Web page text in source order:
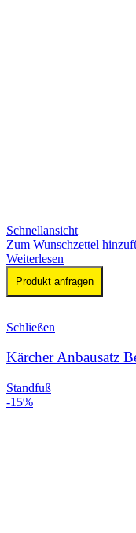
Schnellansicht
Zum Wunschzettel
Weiterlesen
Produkt anfragen
Schließen
Kärcher Anbausatz
Standfuß
-15%